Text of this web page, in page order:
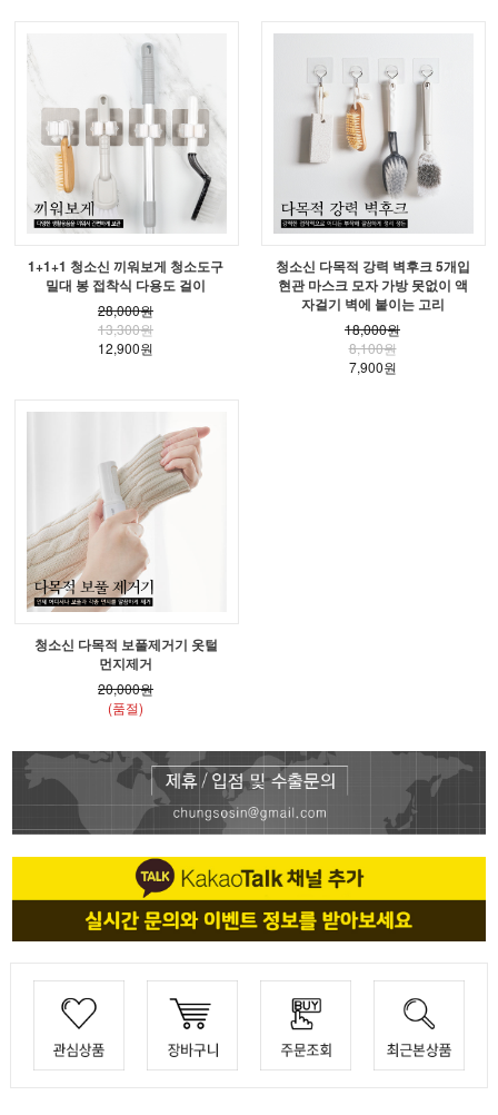
1+1+1 청소신 끼워보게 청소도구
밀대 봉 접착식 다용도 걸이
28,000원
13,300원
12,900원
청소신 다목적 강력 벽후크 5개입
현관 마스크 모자 가방 못없이 액
자걸기 벽에 붙이는 고리
18,000원
8,100원
7,900원
청소신 다목적 보풀제거기 옷털
먼지제거
20,000원
(품절)